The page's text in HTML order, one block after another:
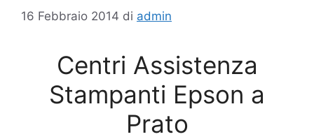
16 Febbraio 2014 di admin
Centri Assistenza
Stampanti Epson a
Prato